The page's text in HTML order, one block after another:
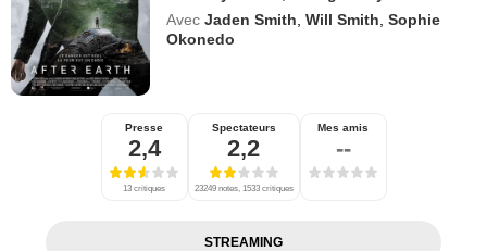
Avec Jaden Smith ,Will Smith ,Sophie
Okonedo
Presse
2,4
13 critiques
Spectateurs
2,2
23249 notes, 1533 critiques
Mes amis
--
STREAMING